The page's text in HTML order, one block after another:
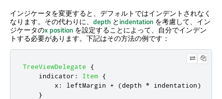
インジケータを変更すると、デフォルトではインデントされなく
なります。その代わりに、 depth とindentation を考慮して、イン
ジケータのx position を設定することによって、自分でインデン
トする必要があります。下記はその方法の例です：
TreeViewDelegate
{
indicator : Item {
x : leftMargin + (depth * indentation)
}